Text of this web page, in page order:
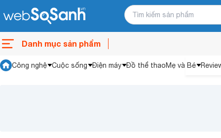
Danh mục sản phẩm
Công nghệ Cuộc sống Điện máy Đồ thể thaoMẹ và Bé